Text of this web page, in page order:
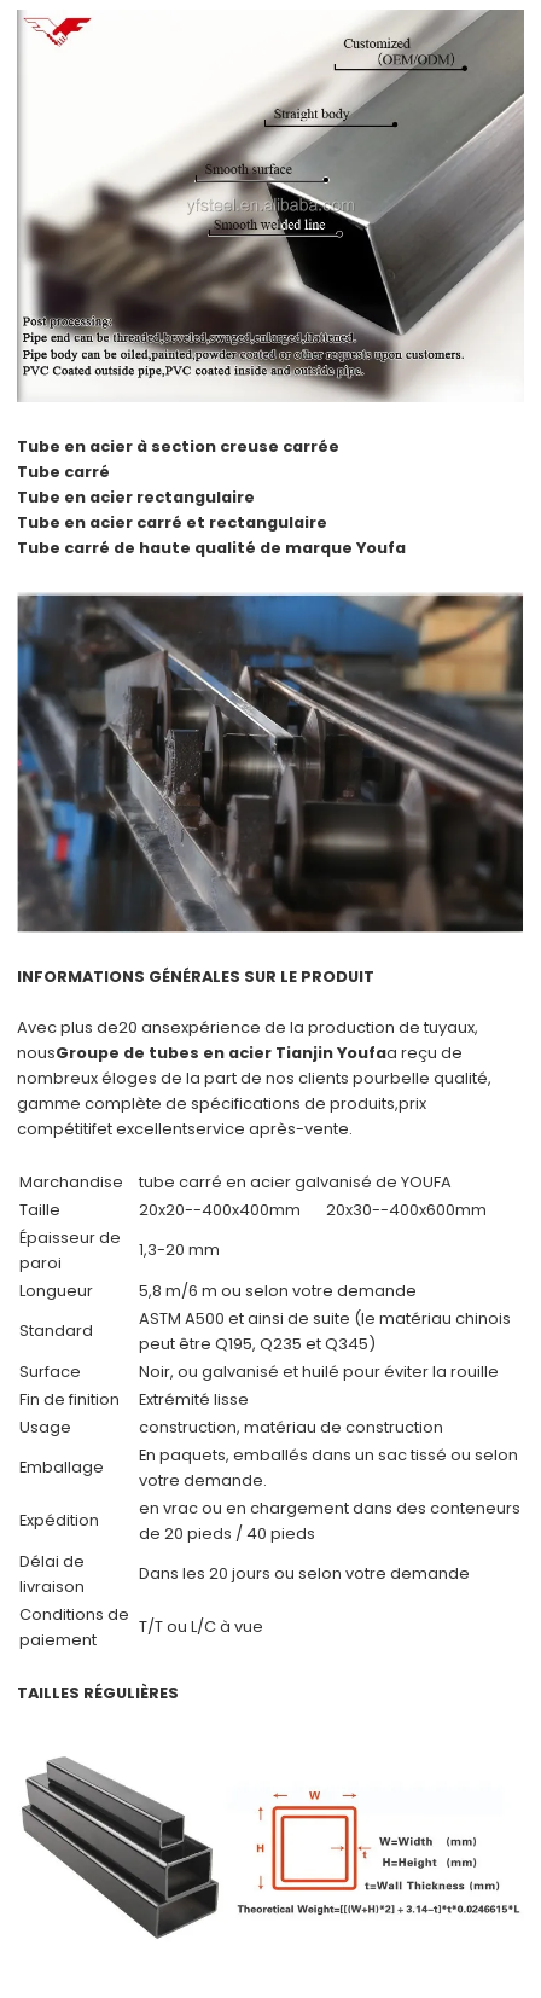
Tube en acier à section creuse carrée
Tube carré
Tube en acier rectangulaire
Tube en acier carré et rectangulaire
Tube carré de haute qualité de marque Youfa
INFORMATIONS GÉNÉRALES SUR LE PRODUIT
Avec plus de20 ansexpérience de la production de tuyaux,
nousGroupe de tubes en acier Tianjin Youfaa reçu de
nombreux éloges de la part de nos clients pourbelle qualité,
gamme complète de spécifications de produits,prix
compétitifet excellentservice après-vente.
Marchandise
tube carré en acier galvanisé de YOUFA
Taille
20x20--400x400mm
20x30--400x600mm
Épaisseur de
paroi
1,3-20 mm
Longueur
5,8 m/6 m ou selon votre demande
Standard
ASTM A500 et ainsi de suite (le matériau chinois
peut être Q195, Q235 et Q345)
Surface
Noir, ou galvanisé et huilé pour éviter la rouille
Fin de finition
Extrémité lisse
Usage
construction, matériau de construction
Emballage
En paquets, emballés dans un sac tissé ou selon
votre demande.
Expédition
en vrac ou en chargement dans des conteneurs
de 20 pieds / 40 pieds
Délai de
livraison
Dans les 20 jours ou selon votre demande
Conditions de
paiement
T/T ou L/C à vue
TAILLES RÉGULIÈRES